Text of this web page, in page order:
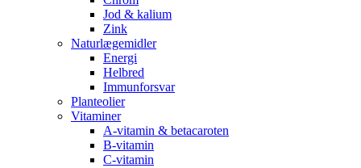
Jod & kalium
Zink
Naturlægemidler
Energi
Helbred
Immunforsvar
Planteolier
Vitaminer
A-vitamin & betacaroten
B-vitamin
C-vitamin